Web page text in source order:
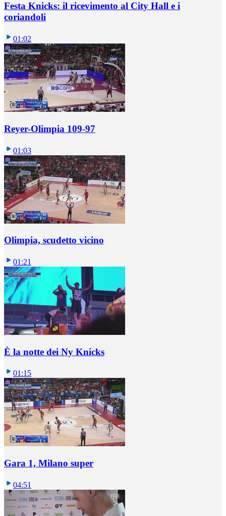
Festa Knicks: il ricevimento al City Hall e i
coriandoli
01:02
Reyer-Olimpia 109-97
01:03
Olimpia, scudetto vicino
01:21
È la notte dei Ny Knicks
01:15
Gara 1, Milano super
04:51